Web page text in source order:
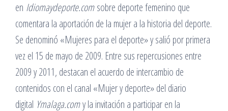
en Idiomaydeporte.comsobre deporte femenino que
comentara la aportación de la mujer a la historia del deporte.
Se denominó «Mujeres para el deporte» y salió por primera
vez el 15 de mayo de 2009. Entre sus repercusiones entre
2009 y 2011, destacan el acuerdo de intercambio de
contenidos con el canal «Mujer y deporte» del diario
digital Ymalaga.comy la invitación a participar en la